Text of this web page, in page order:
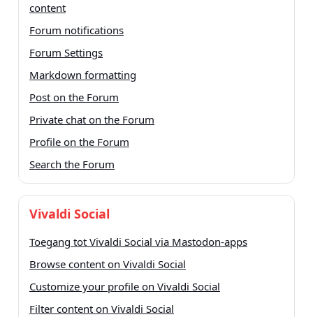
content
Forum notifications
Forum Settings
Markdown formatting
Post on the Forum
Private chat on the Forum
Profile on the Forum
Search the Forum
Vivaldi Social
Toegang tot Vivaldi Social via Mastodon-apps
Browse content on Vivaldi Social
Customize your profile on Vivaldi Social
Filter content on Vivaldi Social